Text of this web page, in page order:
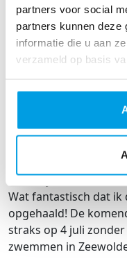
partners voor social
partners kunnen deze
informatie die u aan
verzameld op basis
Lekker gezwommen,
zodat ik straks
Zeewolde.
🏊🏼‍♂️
En natuurlijk
SHARE
Bijna €1000
Tuesday 19 mei
Wat fantastisch dat ik
opgehaald! De
straks op 4 juli
zwemmen in